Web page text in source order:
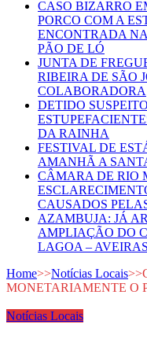
CASO BIZARRO
PORCO COM A
ENCONTRADA
PÃO DE LÓ
JUNTA DE
RIBEIRA DE SÃO
COLABORADORA
DETIDO
DA RAINHA
FESTIVAL DE
AMANHÃ A
CÂMARA DE RIO
CAUSADOS
AZAMBUJA: JÁ
AMPLIAÇÃO DO
LAGOA –
Home>>Notícias Locais>>
MONETARIAMENTE O
Notícias Locais